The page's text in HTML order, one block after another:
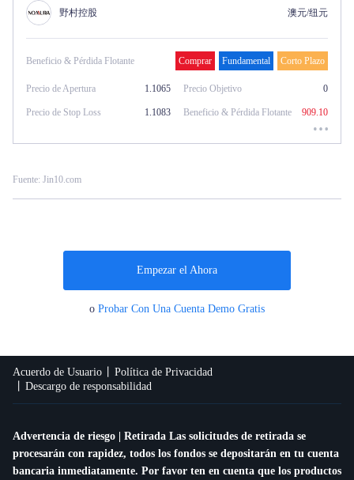
野村控股 澳元/纽元
Beneficio & Pérdida Flotante Comprar Fundamental Corto Plazo
Precio de Apertura 1.1065 Precio Objetivo 0
Precio de Stop Loss 1.1083 Beneficio & Pérdida Flotante 909.10
Fuente: Jin10.com
Empezar el Ahora
o Probar Con Una Cuenta Demo Gratis
Acuerdo de Usuario
Política de Privacidad
Descargo de responsabilidad
Advertencia de riesgo | Retirada Las solicitudes de retirada se
procesarán con rapidez, todos los fondos se depositarán en tu cuenta
bancaria inmediatamente. Por favor ten en cuenta que los productos